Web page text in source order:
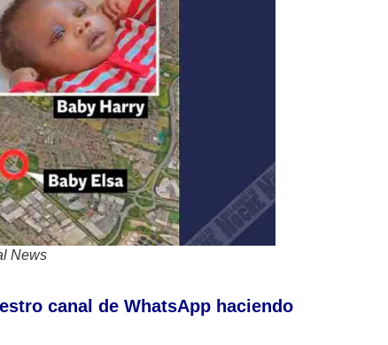
News
canal de WhatsApp haciendo